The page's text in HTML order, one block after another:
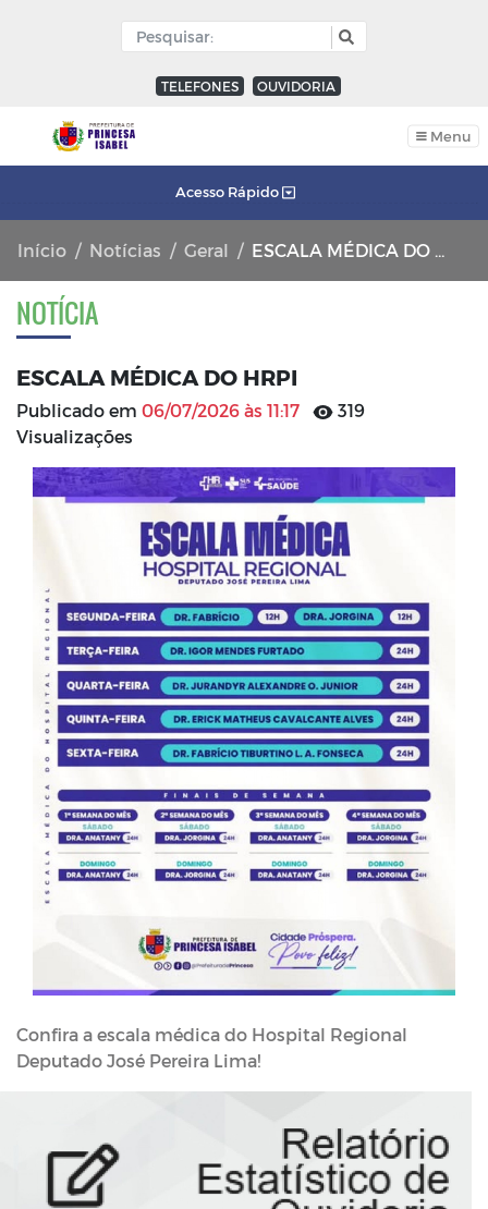
TELEFONES OUVIDORIA
Menu
Acesso Rápido
Início Notícias Geral ESCALA MÉDICA DO HRPI
NOTÍCIA
ESCALA MÉDICA DO HRPI
Publicado em 06/07/2026 às 11:17
319
Visualizações
Confira a escala médica do Hospital Regional
Deputado José Pereira Lima!